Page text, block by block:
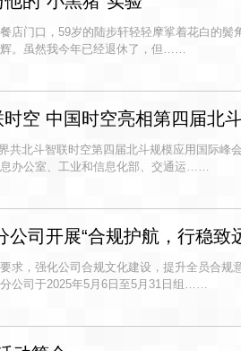
店门口，59岁的陆步轩轻轻摩挲着花白的
。虽然我今年已经退休了，但……
时空 中国时空亮相第四届北
共北斗智联时空第四届北斗规模应用国际峰
办公室、工业和信息化部、交通运……
公司开展“合规护航，行稳致
求，强化公司合规文化建设，提升全员合
公司于2025年5月6日至5月31日组……